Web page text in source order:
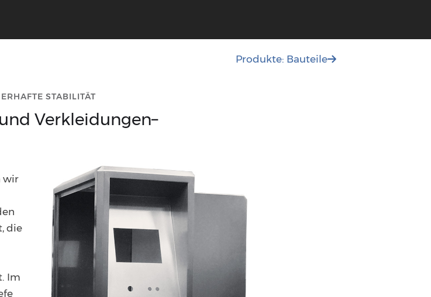
Produkte: Bauteile
STABILITÄT
Verkleidungen–
wir
die
Im